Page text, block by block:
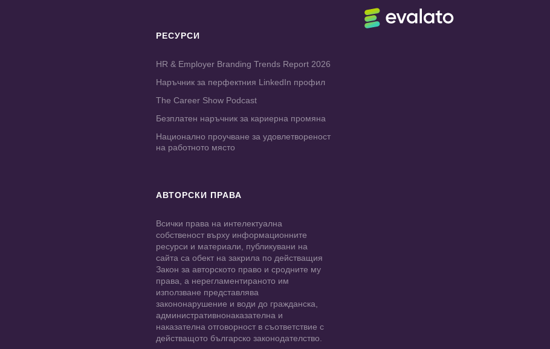
РЕСУРСИ
HR & Employer Branding Trends Report 2026
Наръчник за перфектния LinkedIn профил
The Career Show Podcast
Безплатен наръчник за кариерна промяна
Национално проучване за удовлетвореност
на работното място
АВТОРСКИ ПРАВА
Всички права на интелектуална
собственост върху информационните
ресурси и материали, публикувани на
сайта са обект на закрила по действащия
Закон за авторското право и сродните му
права, а нерегламентираното им
използване представлява
закононарушение и води до гражданска,
административнонаказателна и
наказателна отговорност в съответствие с
действащото българско законодателство.